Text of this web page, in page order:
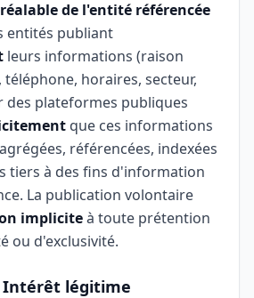
de l'entité référencée
entités publiant
leurs informations (raison
téléphone, horaires, secteur,
des plateformes publiques
que ces informations
référencées, indexées
tiers à des fins d'information
La publication volontaire
impliciteà toute prétention
ou d'exclusivité.
légitime